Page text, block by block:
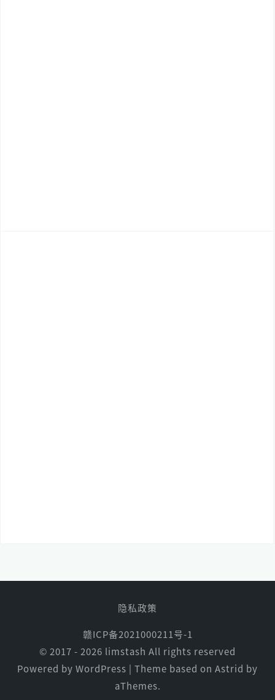
隐私政策
赣ICP备2021000211号-1
© 2017 - 2026 limstash All rights reserved
Powered by WordPress | Theme based on Astrid by
aThemes.